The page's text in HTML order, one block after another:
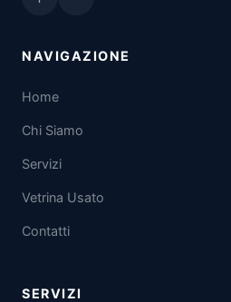
NAVIGAZIONE
Home
Chi Siamo
Servizi
Vetrina Usato
Contatti
SERVIZI